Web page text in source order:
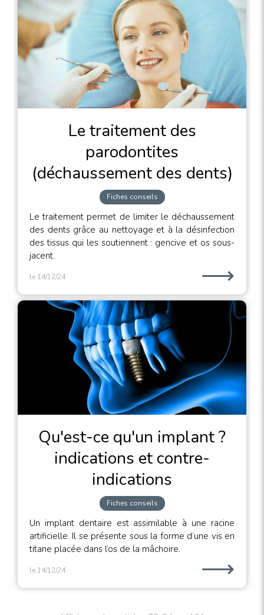
Le traitement des
parodontites
(déchaussement des dents)
Fiches conseils
Le traitement permet de limiter le déchaussement
des dents grâce au nettoyage et à la désinfection
des tissus qui les soutiennent : gencive et os sous-
jacent.
le 14/12/24 ⟶
Qu'est-ce qu'un implant ?
indications et contre-
indications
Fiches conseils
Un implant dentaire est assimilable à une racine
artificielle. Il se présente sous la forme d’une vis en
titane placée dans l’os de la mâchoire.
le 14/12/24 ⟶